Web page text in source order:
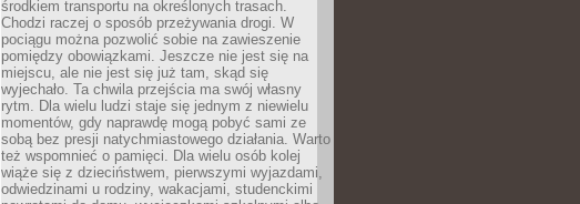
środkiem transportu na określonych trasach.
Chodzi raczej o sposób przeżywania drogi. W
pociągu można pozwolić sobie na zawieszenie
pomiędzy obowiązkami. Jeszcze nie jest się na
miejscu, ale nie jest się już tam, skąd się
wyjechało. Ta chwila przejścia ma swój własny
rytm. Dla wielu ludzi staje się jednym z niewielu
momentów, gdy naprawdę mogą pobyć sami ze
sobą bez presji natychmiastowego działania. Warto
też wspomnieć o pamięci. Dla wielu osób kolej
wiąże się z dzieciństwem, pierwszymi wyjazdami,
odwiedzinami u rodziny, wakacjami, studenckimi